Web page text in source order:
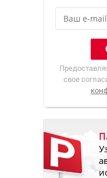
свое